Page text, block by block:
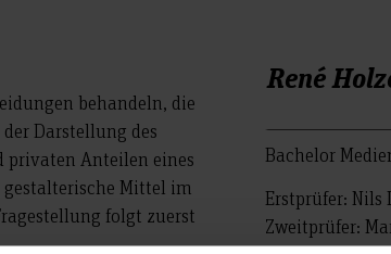
behandeln, die
Darstellung des
Anteilen eines
Mittel im
folgt zuerst
René
Bachelor
Erstprüfer: Nils
Zweitprüfer: